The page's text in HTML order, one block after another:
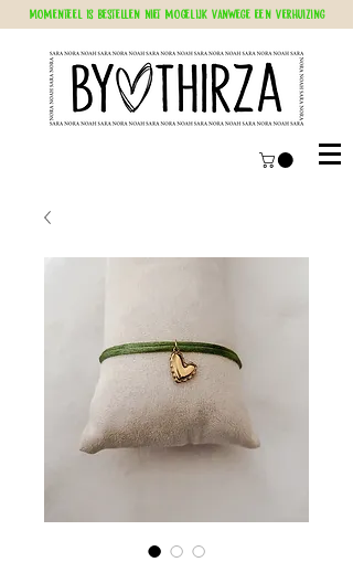
Momenteel is bestellen niet mogelijk vanwege een verhuizing